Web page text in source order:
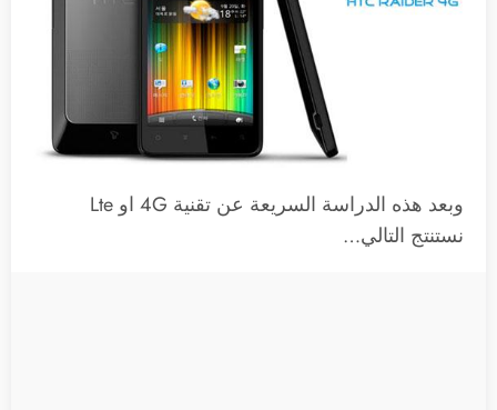
وبعد هذه الدراسة السريعة عن تقنية 4G او Lte
نستنتج التالي…